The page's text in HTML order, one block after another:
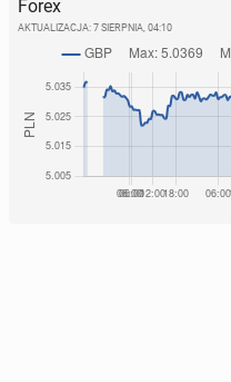
Forex
AKTUALIZACJA: 7 SIERPNIA, 04:10